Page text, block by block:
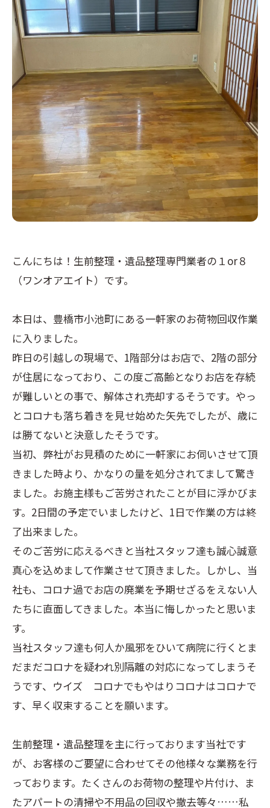
こんにちは！生前整理・遺品整理専門業者の１or８
（ワンオアエイト）です。
本日は、豊橋市小池町にある一軒家のお荷物回収作業
に入りました。
昨日の引越しの現場で、1階部分はお店で、2階の部分
が住居になっており、この度ご高齢となりお店を存続
が難しいとの事で、解体され売却するそうです。やっ
とコロナも落ち着きを見せ始めた矢先でしたが、歳に
は勝てないと決意したそうです。
当初、弊社がお見積のために一軒家にお伺いさせて頂
きました時より、かなりの量を処分されてまして驚き
ました。お施主様もご苦労されたことが目に浮かびま
す。2日間の予定でいましたけど、1日で作業の方は終
了出来ました。
そのご苦労に応えるべきと当社スタッフ達も誠心誠意
真心を込めまして作業させて頂きました。しかし、当
社も、コロナ過でお店の廃業を予期せざるをえない人
たちに直面してきました。本当に悔しかったと思いま
す。
当社スタッフ達も何人か風邪をひいて病院に行くとま
だまだコロナを疑われ別隔離の対応になってしまうそ
うです、ウイズ コロナでもやはりコロナはコロナで
す、早く収束することを願います。
生前整理・遺品整理を主に行っております当社です
が、お客様のご要望に合わせてその他様々な業務を行
っております。たくさんのお荷物の整理や片付け、ま
たアパートの清掃や不用品の回収や撤去等々……私